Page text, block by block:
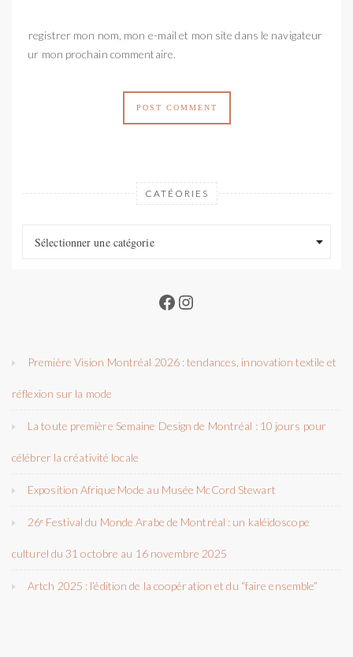
Enregistrer mon nom, mon e-mail et mon site dans le navigateur
pour mon prochain commentaire.
CATÉORIES
Sélectionner une catégorie
Facebook
Instagram
Première Vision Montréal 2026 : tendances, innovation textile et
réflexion sur la mode
La toute première Semaine Design de Montréal : 10 jours pour
célébrer la créativité locale
Exposition Afrique Mode au Musée McCord Stewart
26ᵉ Festival du Monde Arabe de Montréal : un kaléidoscope
culturel du 31 octobre au 16 novembre 2025
Artch 2025 : l’édition de la coopération et du “faire ensemble”